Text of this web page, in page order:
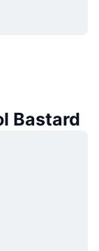
Bastard